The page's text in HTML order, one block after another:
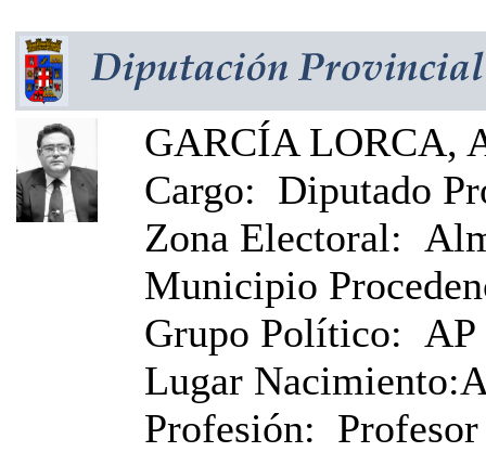
GARCÍA LORCA,
Cargo: Diputado
Zona Electoral:
Municipio
Grupo Político: AP
Lugar Nacimiento:
Profesión: